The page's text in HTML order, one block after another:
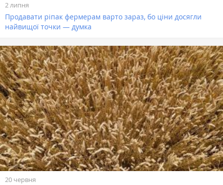
2 липня
Продавати ріпак фермерам варто зараз, бо ціни досягли
найвищої точки — думка
20 червня